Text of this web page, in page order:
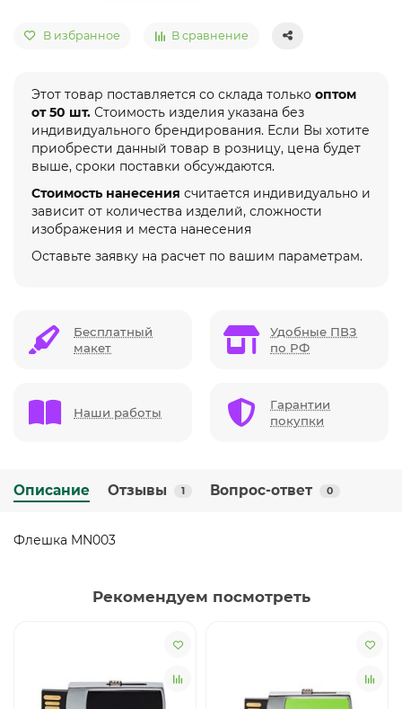
В избранное В сравнение
Этот товар поставляется со склада только оптом
от 50 шт. Стоимость изделия указана без
индивидуального брендирования. Если Вы хотите
приобрести данный товар в розницу, цена будет
выше, сроки поставки обсуждаются.
Стоимость нанесения считается индивидуально и
зависит от количества изделий, сложности
изображения и места нанесения
Оставьте заявку на расчет по вашим параметрам.
Бесплатный
макет
Удобные ПВЗ
по РФ
Наши работы
Гарантии
покупки
Описание Отзывы 1 Вопрос-ответ 0
Флешка MN003
Рекомендуем посмотреть